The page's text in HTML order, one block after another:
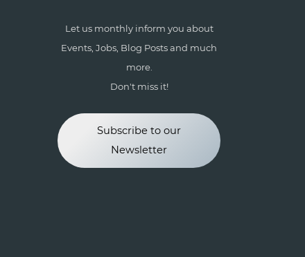
Let us monthly inform you about
Events, Jobs, Blog Posts and much
more.
Don't miss it!
Subscribe to our
Newsletter